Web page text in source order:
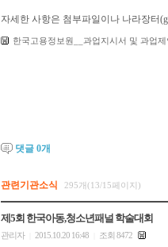
자세한 사항은 첨부파일이나 나라장터
한국고용정보원__과업지시서 및 과업
댓글 0개
관련기관소식 295개(13/15페이지)
제5회 한국아동,청소년패널 학술대회
관리자 2015.10.20 16:48 조회 8472